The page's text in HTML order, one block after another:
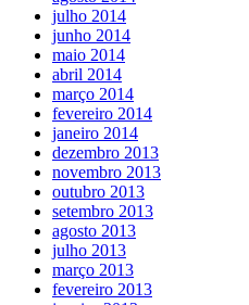
julho 2014
junho 2014
maio 2014
abril 2014
março 2014
fevereiro 2014
janeiro 2014
dezembro 2013
novembro 2013
outubro 2013
setembro 2013
agosto 2013
julho 2013
março 2013
fevereiro 2013